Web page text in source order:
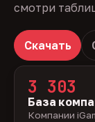
смотри
Скачать
3 303
База
Компании